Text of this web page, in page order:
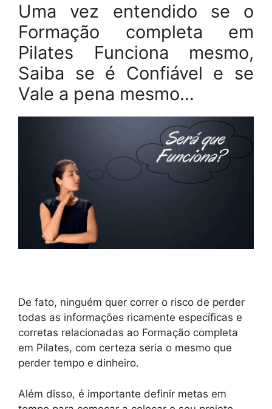
Uma vez entendido se o
Formação completa em
Pilates Funciona mesmo,
Saiba se é Confiável e se
Vale a pena mesmo…
De fato, ninguém quer correr o risco de perder
todas as informações ricamente específicas e
corretas relacionadas ao Formação completa
em Pilates, com certeza seria o mesmo que
perder tempo e dinheiro.
Além disso, é importante definir metas em